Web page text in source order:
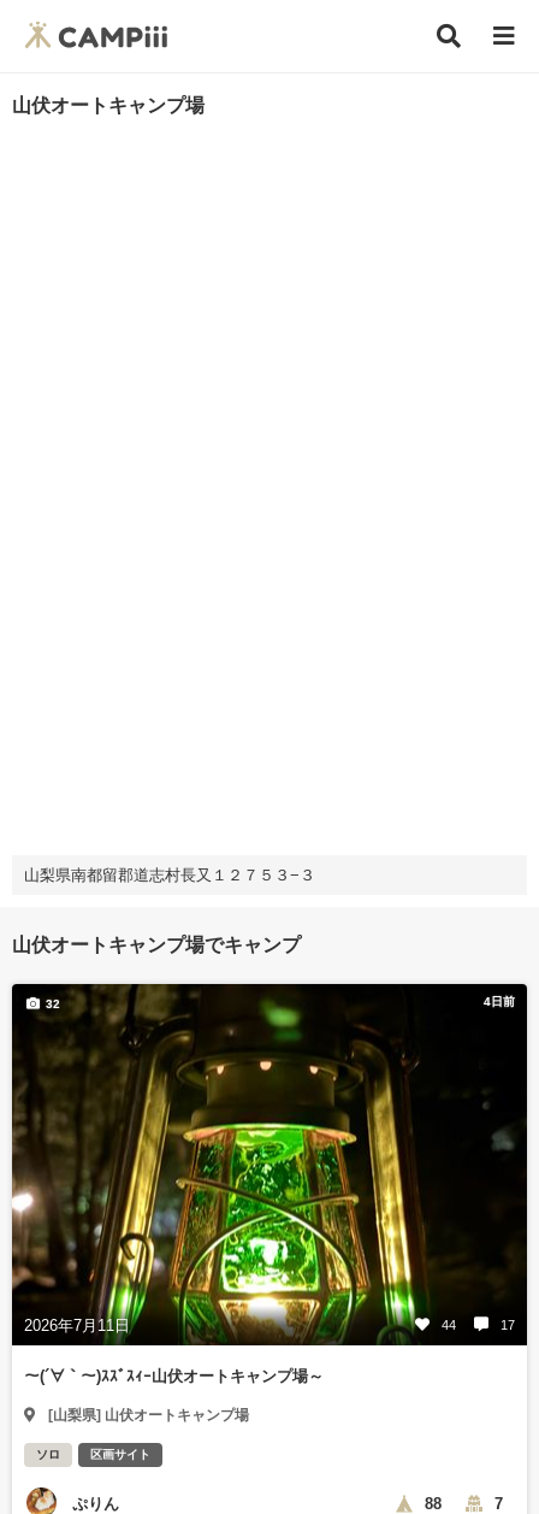
山伏オートキャンプ場
山梨県南都留郡道志村長又１２７５３−３
山伏オートキャンプ場でキャンプ
4日前
2026年7月11日 44 17
32
～(´∀｀～)ｽｽﾞｽｨｰ山伏オートキャンプ場～
[山梨県] 山伏オートキャンプ場
ソロ 区画サイト
ぷりん 88 7